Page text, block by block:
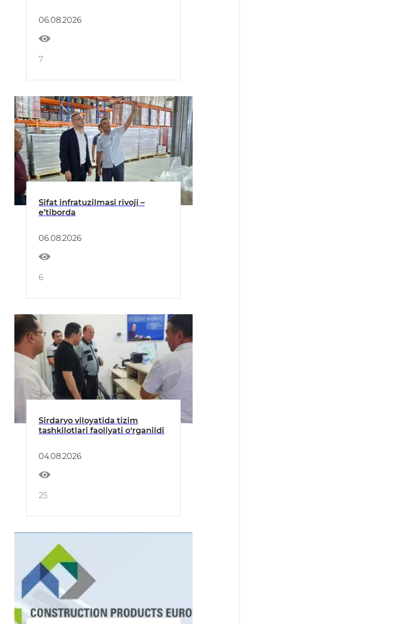
06.08.2026
7
Sifat infratuzilmasi rivoji –
e’tiborda
06.08.2026
6
Sirdaryo viloyatida tizim
tashkilotlari faoliyati o‘rganildi
04.08.2026
25